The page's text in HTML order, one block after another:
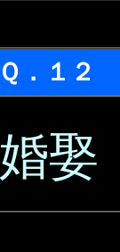
Ｑ．１２
婚娶